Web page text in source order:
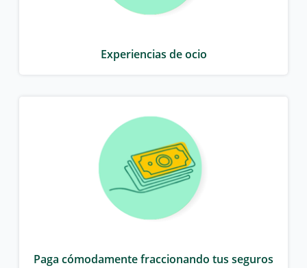
Experiencias de ocio
Paga cómodamente fraccionando tus seguros